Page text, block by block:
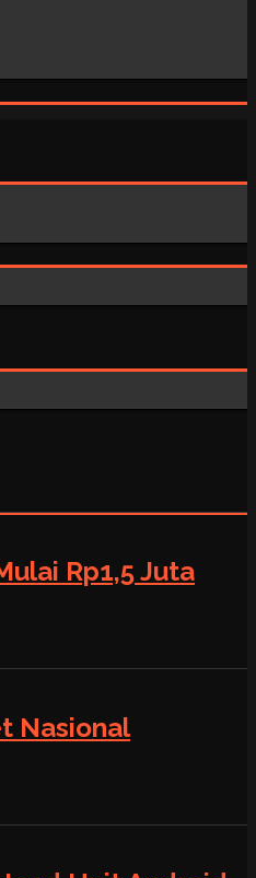
Rp1,5 Juta
Nasional